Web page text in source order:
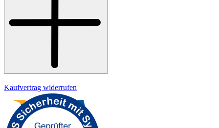
Kaufvertrag widerrufen